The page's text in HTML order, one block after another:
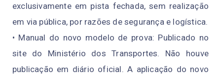
exclusivamente em pista fechada, sem realização
em via pública, por razões de segurança e logística.
• Manual do novo modelo de prova: Publicado no
site do Ministério dos Transportes. Não houve
publicação em diário oficial. A aplicação do novo